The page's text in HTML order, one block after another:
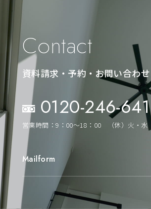
Contact
資料請求・予約・お問い合わせ
0120-246-641
営業時間：9：00～18：00 （休）火・水
Mailform